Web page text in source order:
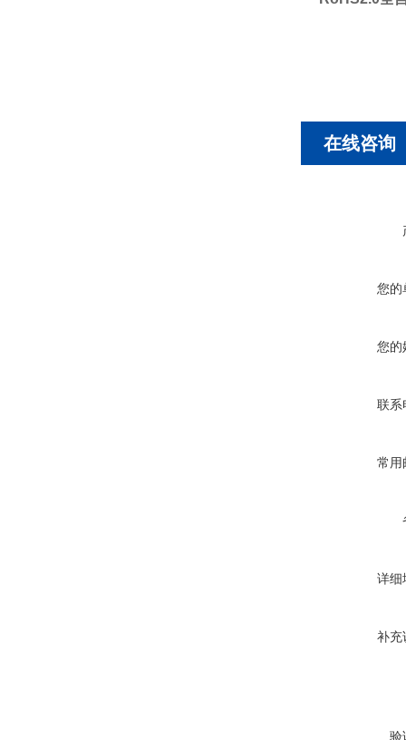
在线咨询
您的
您的
联系
常用
详细
补充
验